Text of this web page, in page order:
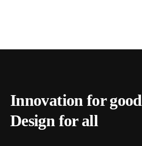
Innovation for good
Design for all